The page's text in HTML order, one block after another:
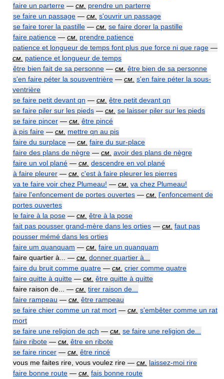
faire un parterre — см. prendre un parterre
se faire un passage — см. s'ouvrir un passage
se faire torer la pastille — см. se faire dorer la pastille
faire patience — см. prendre patience
patience et longueur de temps font plus que force ni que rage —
см. patience et longueur de temps
être bien fait de sa personne — см. être bien de sa personne
s'en faire péter la sousventrière — см. s'en faire péter la sous-
ventrière
se faire petit devant qn — см. être petit devant qn
se faire piler sur les pieds — см. se laisser piler sur les pieds
se faire pincer — см. être pincé
à pis faire — см. mettre qn au pis
faire du surplace — см. faire du sur-place
faire des plans de nègre — см. avoir des plans de nègre
faire un vol plané — см. descendre en vol plané
à faire pleurer — см. c'est à faire pleurer les pierres
va te faire voir chez Plumeau! — см. va chez Plumeau!
faire l'enfoncement de portes ouvertes — см. l'enfoncement de
portes ouvertes
le faire à la pose — см. être à la pose
fait pas pousser grand-mère dans les orties — см. faut pas
pousser mémé dans les orties
faire um quanquam — см. faire un quanquam
faire quartier à... — см. donner quartier à...
faire du bruit comme quatre — см. crier comme quatre
faire quitte à quitte — см. être quitte à quitte
faire raison de... — см. tirer raison de...
faire rampeau — см. être rampeau
se faire chier comme un rat mort — см. s'embêter comme un rat
mort
se faire une religion de qch — см. se faire une religion de...
faire ribote — см. être en ribote
se faire rincer — см. être rincé
vous me faites rire, vous voulez rire — см. laissez-moi rire
faire bonne route — см. fais bonne route